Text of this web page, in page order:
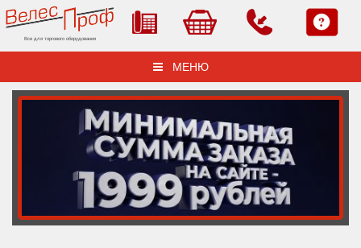
Все для торгового оборудования
МЕНЮ